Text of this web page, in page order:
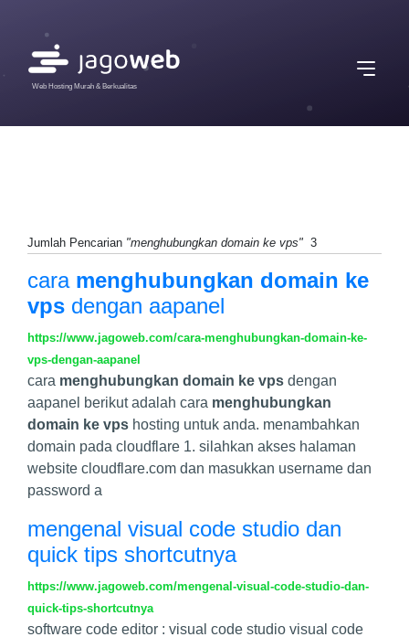
Web Hosting Murah & Berkualitas
Jumlah Pencarian "menghubungkan domain ke vps" 3
cara menghubungkan domain ke
vps dengan aapanel
https://www.jagoweb.com/cara-menghubungkan-domain-ke-
vps-dengan-aapanel
cara menghubungkan domain ke vps dengan
aapanel berikut adalah cara menghubungkan
domain ke vps hosting untuk anda. menambahkan
domain pada cloudflare 1. silahkan akses halaman
website cloudflare.com dan masukkan username dan
password a
mengenal visual code studio dan
quick tips shortcutnya
https://www.jagoweb.com/mengenal-visual-code-studio-dan-
quick-tips-shortcutnya
software code editor : visual code studio visual code